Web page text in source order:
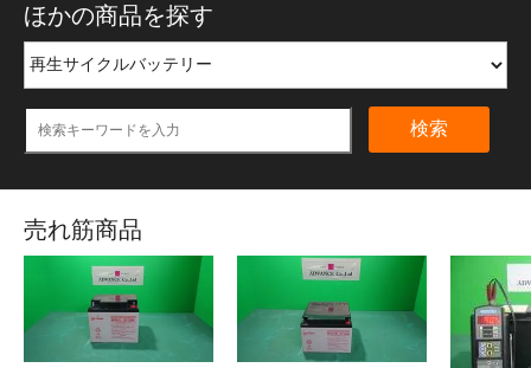
ほかの商品を探す
検索
売れ筋商品